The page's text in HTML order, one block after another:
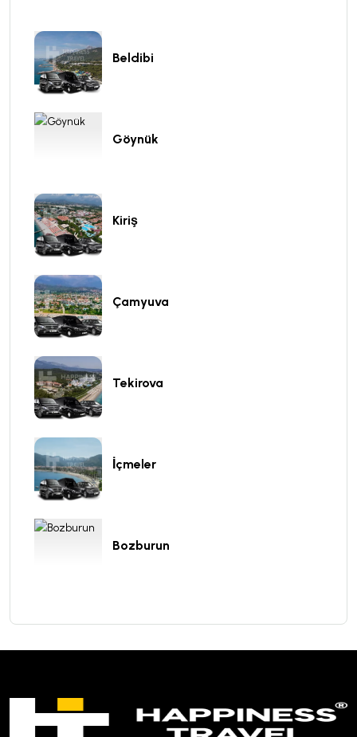
Beldibi
Göynük
Kiriş
Çamyuva
Tekirova
İçmeler
Bozburun